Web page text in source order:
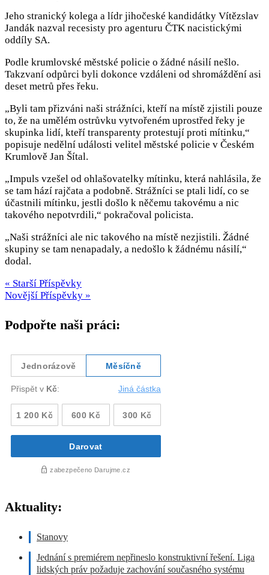
Jeho stranický kolega a lídr jihočeské kandidátky Vítězslav
Jandák nazval recesisty pro agenturu ČTK nacistickými
oddíly SA.
Podle krumlovské městské policie o žádné násilí nešlo.
Takzvaní odpůrci byli dokonce vzdáleni od shromáždění asi
deset metrů přes řeku.
„Byli tam přizváni naši strážníci, kteří na místě zjistili pouze
to, že na umělém ostrůvku vytvořeném uprostřed řeky je
skupinka lidí, kteří transparenty protestují proti mítinku,“
popisuje nedělní události velitel městské policie v Českém
Krumlově Jan Šítal.
„Impuls vzešel od ohlašovatelky mítinku, která nahlásila, že
se tam hází rajčata a podobně. Strážníci se ptali lidí, co se
účastnili mítinku, jestli došlo k něčemu takovému a nic
takového nepotvrdili,“ pokračoval policista.
„Naši strážníci ale nic takového na místě nezjistili. Žádné
skupiny se tam nenapadaly, a nedošlo k žádnému násilí,“
dodal.
« Starší Příspěvky
Novější Příspěvky »
Podpořte naši práci:
Aktuality:
Stanovy
Jednání s premiérem nepřineslo konstruktivní řešení. Liga
lidských práv požaduje zachování současného systému